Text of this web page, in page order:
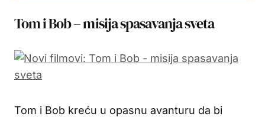
Tom i Bob – misija spasavanja sveta
Tom i Bob kreću u opasnu avanturu da bi